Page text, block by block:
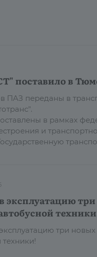
поставило в
ПАЗ переданы в
в рамках
и
эксплуатацию
три
техники!